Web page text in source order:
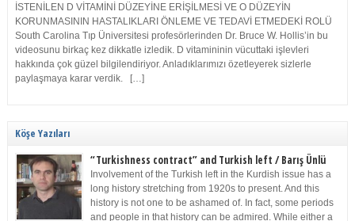
İSTENİLEN D VİTAMİNİ DÜZEYİNE ERİŞİLMESİ VE O DÜZEYİN
KORUNMASININ HASTALIKLARI ÖNLEME VE TEDAVİ ETMEDEKİ ROLÜ
South Carolina Tıp Üniversitesi profesörlerinden Dr. Bruce W. Hollis’in bu
videosunu birkaç kez dikkatle izledik. D vitamininin vücuttaki işlevleri
hakkında çok güzel bilgilendiriyor. Anladıklarımızı özetleyerek sizlerle
paylaşmaya karar verdik. […]
Köşe Yazıları
“Turkishness contract” and Turkish left / Barış Ünlü
Involvement of the Turkish left in the Kurdish issue has a
long history stretching from 1920s to present. And this
history is not one to be ashamed of. In fact, some periods
and people in that history can be admired. While either a